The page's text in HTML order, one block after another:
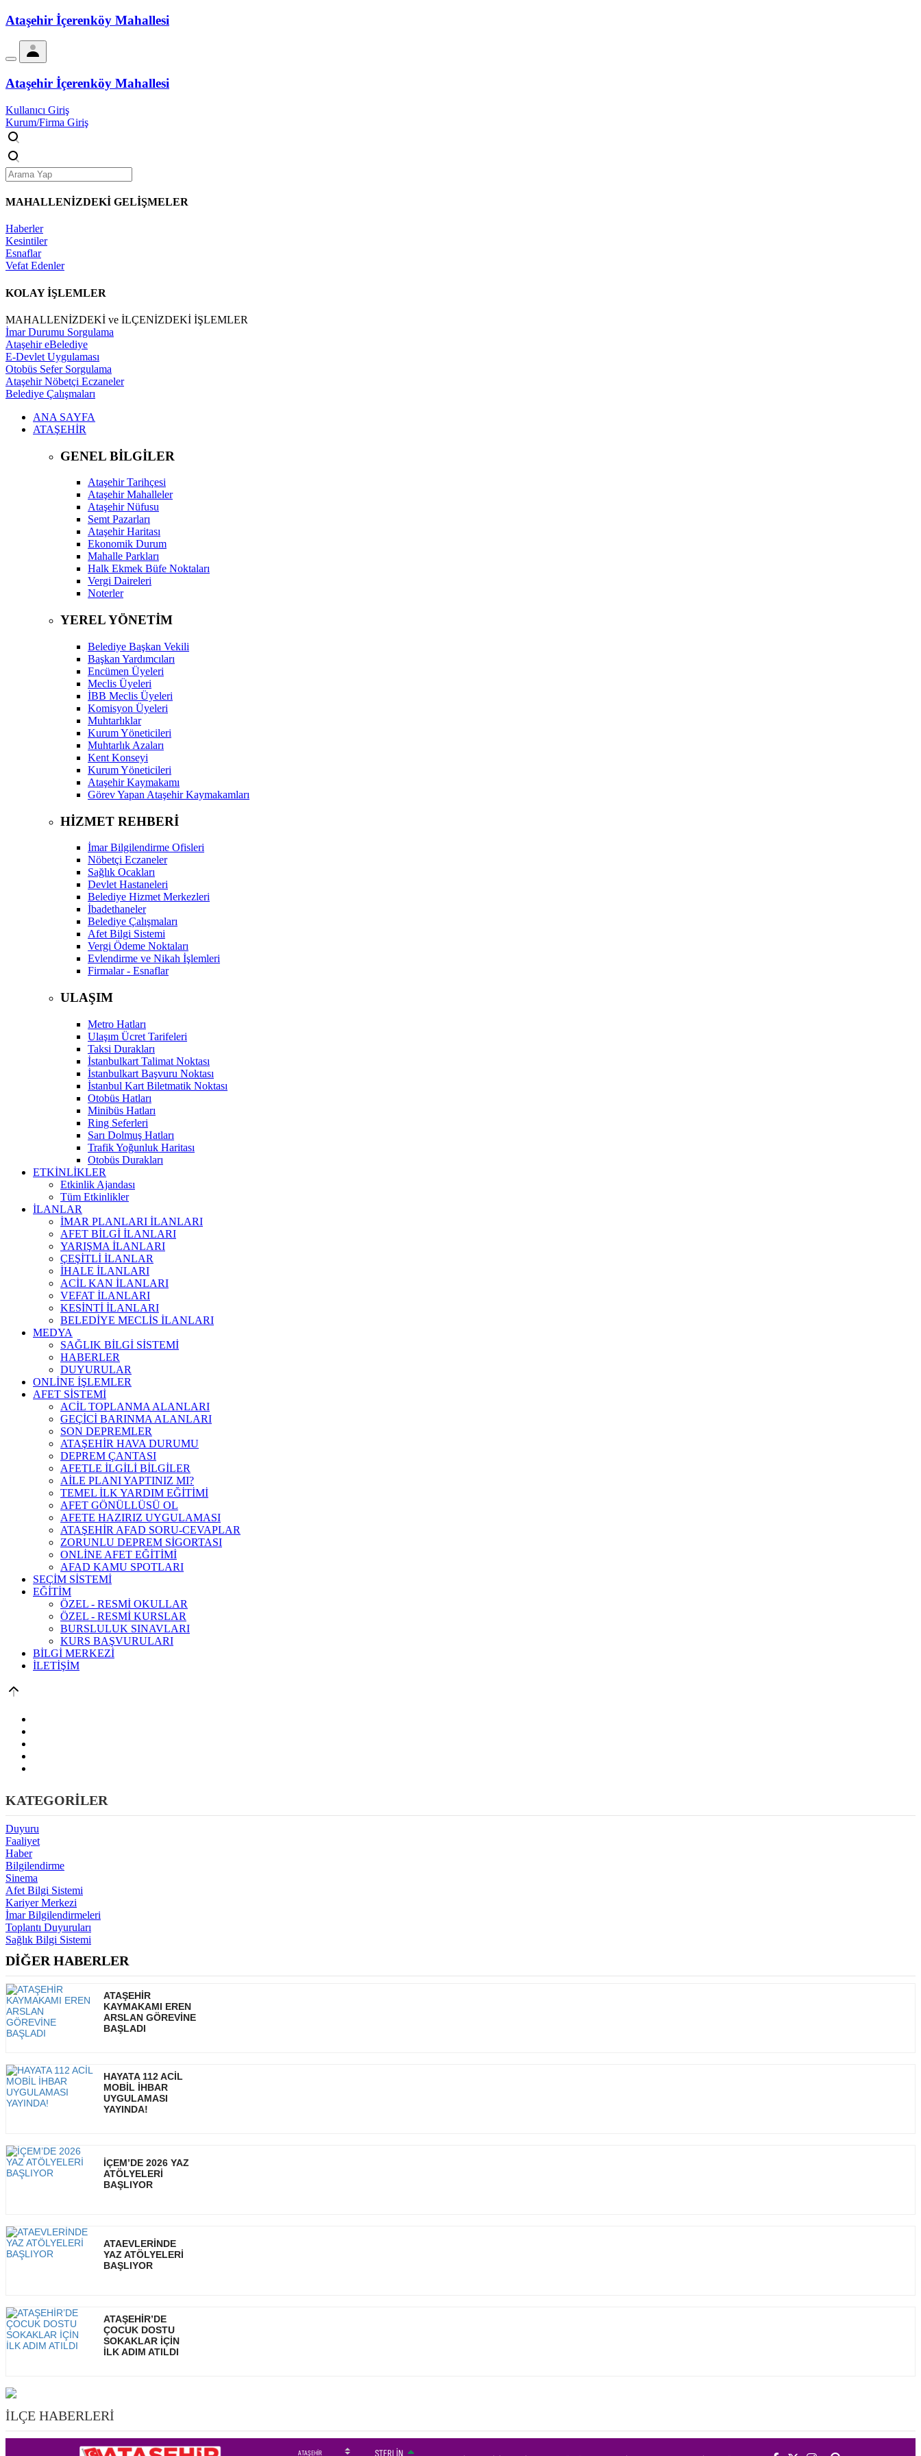
Ataşehir İçerenköy Mahallesi
Ataşehir İçerenköy Mahallesi
Kullanıcı Giriş
Kurum/Firma Giriş
MAHALLENİZDEKİ GELİŞMELER
Haberler
Kesintiler
Esnaflar
Vefat Edenler
KOLAY İŞLEMLER
MAHALLENİZDEKİ ve İLÇENİZDEKİ İŞLEMLER
İmar Durumu Sorgulama
Ataşehir eBelediye
E-Devlet Uygulaması
Otobüs Sefer Sorgulama
Ataşehir Nöbetçi Eczaneler
Belediye Çalışmaları
ANA SAYFA
ATAŞEHİR
GENEL BİLGİLER
Ataşehir Tarihçesi
Ataşehir Mahalleler
Ataşehir Nüfusu
Semt Pazarları
Ataşehir Haritası
Ekonomik Durum
Mahalle Parkları
Halk Ekmek Büfe Noktaları
Vergi Daireleri
Noterler
YEREL YÖNETİM
Belediye Başkan Vekili
Başkan Yardımcıları
Encümen Üyeleri
Meclis Üyeleri
İBB Meclis Üyeleri
Komisyon Üyeleri
Muhtarlıklar
Kurum Yöneticileri
Muhtarlık Azaları
Kent Konseyi
Kurum Yöneticileri
Ataşehir Kaymakamı
Görev Yapan Ataşehir Kaymakamları
HİZMET REHBERİ
İmar Bilgilendirme Ofisleri
Nöbetçi Eczaneler
Sağlık Ocakları
Devlet Hastaneleri
Belediye Hizmet Merkezleri
İbadethaneler
Belediye Çalışmaları
Afet Bilgi Sistemi
Vergi Ödeme Noktaları
Evlendirme ve Nikah İşlemleri
Firmalar - Esnaflar
ULAŞIM
Metro Hatları
Ulaşım Ücret Tarifeleri
Taksi Durakları
İstanbulkart Talimat Noktası
İstanbulkart Başvuru Noktası
İstanbul Kart Biletmatik Noktası
Otobüs Hatları
Minibüs Hatları
Ring Seferleri
Sarı Dolmuş Hatları
Trafik Yoğunluk Haritası
Otobüs Durakları
ETKİNLİKLER
Etkinlik Ajandası
Tüm Etkinlikler
İLANLAR
İMAR PLANLARI İLANLARI
AFET BİLGİ İLANLARI
YARIŞMA İLANLARI
ÇEŞİTLİ İLANLAR
İHALE İLANLARI
ACİL KAN İLANLARI
VEFAT İLANLARI
KESİNTİ İLANLARI
BELEDİYE MECLİS İLANLARI
MEDYA
SAĞLIK BİLGİ SİSTEMİ
HABERLER
DUYURULAR
ONLİNE İŞLEMLER
AFET SİSTEMİ
ACİL TOPLANMA ALANLARI
GEÇİCİ BARINMA ALANLARI
SON DEPREMLER
ATAŞEHİR HAVA DURUMU
DEPREM ÇANTASI
AFETLE İLGİLİ BİLGİLER
AİLE PLANI YAPTINIZ MI?
TEMEL İLK YARDIM EĞİTİMİ
AFET GÖNÜLLÜSÜ OL
AFETE HAZIRIZ UYGULAMASI
ATAŞEHİR AFAD SORU-CEVAPLAR
ZORUNLU DEPREM SİGORTASI
ONLİNE AFET EĞİTİMİ
AFAD KAMU SPOTLARI
SEÇİM SİSTEMİ
EĞİTİM
ÖZEL - RESMİ OKULLAR
ÖZEL - RESMİ KURSLAR
BURSLULUK SINAVLARI
KURS BAŞVURULARI
BİLGİ MERKEZİ
İLETİŞİM
KATEGORİLER
Duyuru
Faaliyet
Haber
Bilgilendirme
Sinema
Afet Bilgi Sistemi
Kariyer Merkezi
İmar Bilgilendirmeleri
Toplantı Duyuruları
Sağlık Bilgi Sistemi
DİĞER HABERLER
ATAŞEHİR
KAYMAKAMI EREN
ARSLAN GÖREVİNE
BAŞLADI
HAYATA 112 ACİL
MOBİL İHBAR
UYGULAMASI
YAYINDA!
İÇEM’DE 2026 YAZ
ATÖLYELERİ
BAŞLIYOR
ATAEVLERİNDE
YAZ ATÖLYELERİ
BAŞLIYOR
ATAŞEHİR’DE
ÇOCUK DOSTU
SOKAKLAR İÇİN
İLK ADIM ATILDI
İLÇE HABERLERİ